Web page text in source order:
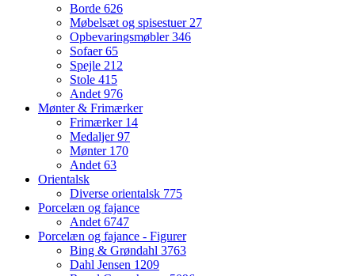
Borde 626
Møbelsæt og spisestuer 27
Opbevaringsmøbler346
Sofaer65
Spejle 212
Stole 415
Andet 976
Mønter & Frimærker
Frimærker 14
Medaljer97
Mønter 170
Andet 63
Orientalsk
Diverse orientalsk 775
Porcelæn og fajance
Andet 6747
Porcelæn og fajance - Figurer
Bing & Grøndahl 3763
Dahl Jensen 1209